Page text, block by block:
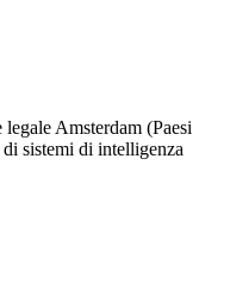
Amsterdam (Paesi
sistemi di intelligenza